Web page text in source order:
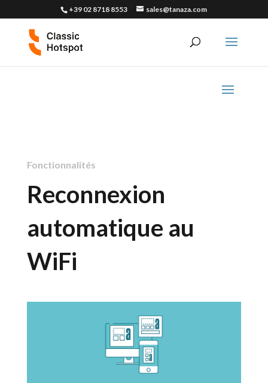
+39 02 8718 8553 sales@tanaza.com
Fonctionnalités
Reconnexion
automatique au
WiFi